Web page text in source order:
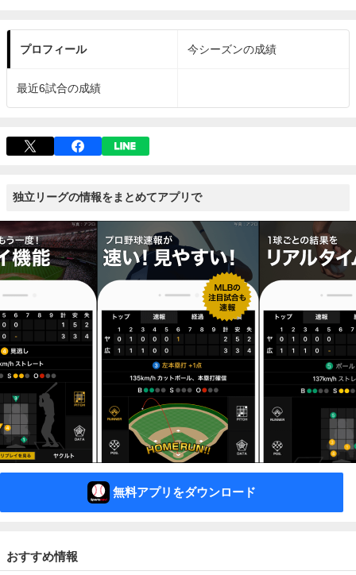
プロフィール 今シーズンの成績
最近6試合の成績
独立リーグの情報をまとめてアプリで
無料アプリをダウンロード
おすすめ情報